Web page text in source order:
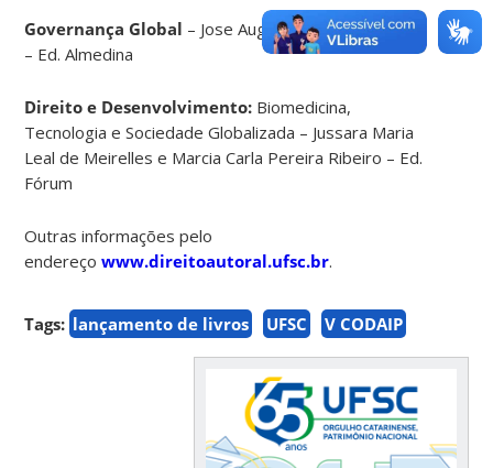
Governança Global – Jose Augusto Fontoura Costa
– Ed. Almedina
Direito e Desenvolvimento: Biomedicina,
Tecnologia e Sociedade Globalizada – Jussara Maria
Leal de Meirelles e Marcia Carla Pereira Ribeiro – Ed.
Fórum
Outras informações pelo
endereçowww.direitoautoral.ufsc.br.
Tags: lançamento de livros UFSC V CODAIP